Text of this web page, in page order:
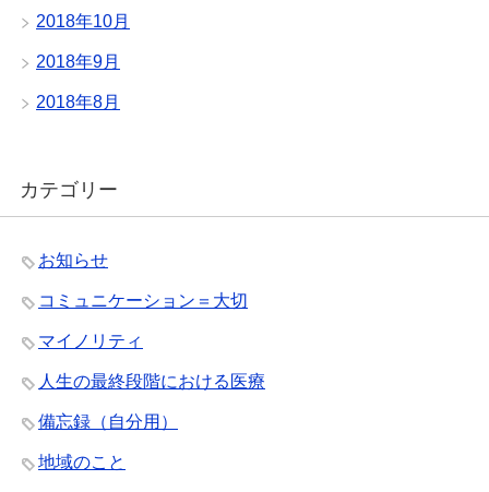
2018年10月
2018年9月
2018年8月
カテゴリー
お知らせ
コミュニケーション＝大切
マイノリティ
人生の最終段階における医療
備忘録（自分用）
地域のこと